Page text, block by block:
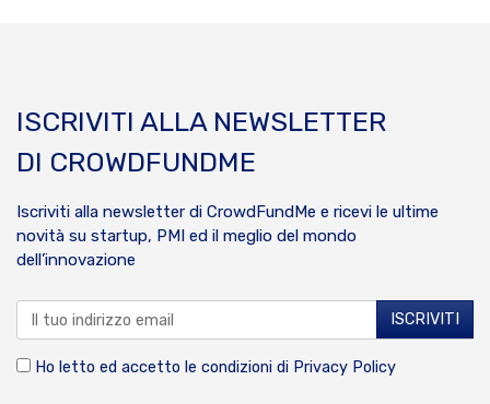
ISCRIVITI ALLA NEWSLETTER
DI CROWDFUNDME
Iscriviti alla newsletter di CrowdFundMe e ricevi le ultime
novità su startup, PMI ed il meglio del mondo
dell’innovazione
Ho letto ed accetto le condizioni di Privacy Policy